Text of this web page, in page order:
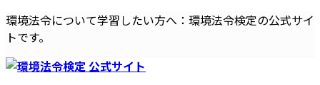
コ
ン
テ
ン
ナ
ビ
ゲ
ー
環境法令について学習したい方へ：環境法令検定の公式サイ
トです。